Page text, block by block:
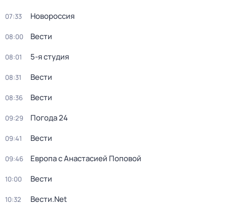
07:33 Новороссия
08:00 Вести
08:01 5-я студия
08:31 Вести
08:36 Вести
09:29 Погода 24
09:41 Вести
09:46 Европа с Анастасией Поповой
10:00 Вести
10:32 Вести.Net